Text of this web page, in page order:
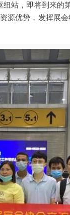
站，即将到来的
源优势，发挥展